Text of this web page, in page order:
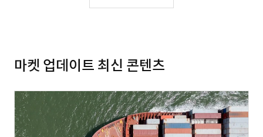
마켓 업데이트 최신 콘텐츠